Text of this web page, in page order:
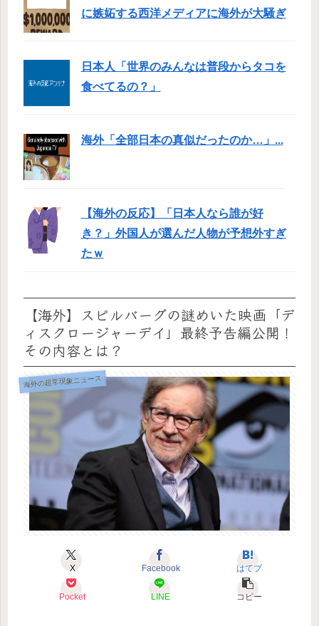
に嫉妬する西洋メディアに海外が大騒ぎ
日本人「世界のみんなは普段からタコを
食べてるの？」
海外「全部日本の真似だったのか…」...
【海外の反応】「日本人なら誰が好
き？」外国人が選んだ人物が予想外すぎ
たｗ
【海外】スピルバーグの謎めいた映画「デ
ィスクロージャーデイ」最終予告編公開！
その内容とは？
海外の超常現象ニュース
X Facebook はてブ
Pocket LINE コピー